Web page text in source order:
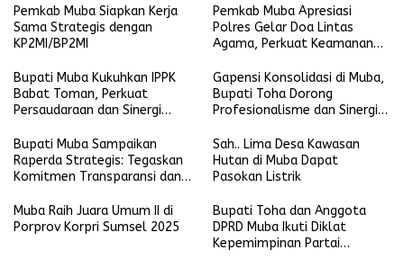
Optimalkan Tenaga Kerja
Lokal
Pemkab Muba Siapkan Kerja
Sama Strategis dengan
KP2MI/BP2MI
Pemkab Muba Apresiasi
Polres Gelar Doa Lintas
Agama, Perkuat Keamanan
Bupati Muba Kukuhkan IPPK
Babat Toman, Perkuat
Persaudaraan dan Sinergi
Gapensi Konsolidasi di Muba,
Bupati Toha Dorong
Profesionalisme dan Sinergi
Bupati Muba Sampaikan
Raperda Strategis: Tegaskan
Komitmen Transparansi dan
Sah.. Lima Desa Kawasan
Hutan di Muba Dapat
Pasokan Listrik
Muba Raih Juara Umum II di
Porprov Korpri Sumsel 2025
Bupati Toha dan Anggota
DPRD Muba Ikuti Diklat
Kepemimpinan Partai